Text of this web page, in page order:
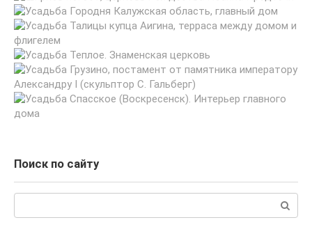
Поиск по сайту